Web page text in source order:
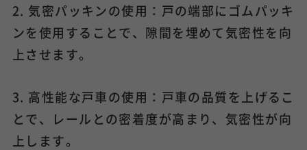
2. 気密パッキンの使用：戸の端部にゴムパッキ
ンを使用することで、隙間を埋めて気密性を向
上させます。
3. 高性能な戸車の使用：戸車の品質を上げるこ
とで、レールとの密着度が高まり、気密性が向
上します。